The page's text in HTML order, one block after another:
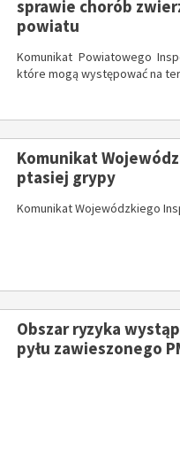
800-lecie pierwszej
miejskich - Specjalna
po II etapie modernizacji
w infoPłockTV
sprawie chorób
powiatu
Komunikat Powiatowego
które mogą występować na
Komunikat
ptasiej grypy
Komunikat Wojewódzkiego
Obszar ryzyka
pyłu zawieszonego